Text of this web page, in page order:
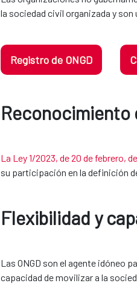
la sociedad civil organizada y son
Registro de ONGD
Reconocimiento
La Ley 1/2023, de 20 de febrero,
su participación en la definición
Flexibilidad y
Las ONGD son el agente idóneo
capacidad de movilizar a la